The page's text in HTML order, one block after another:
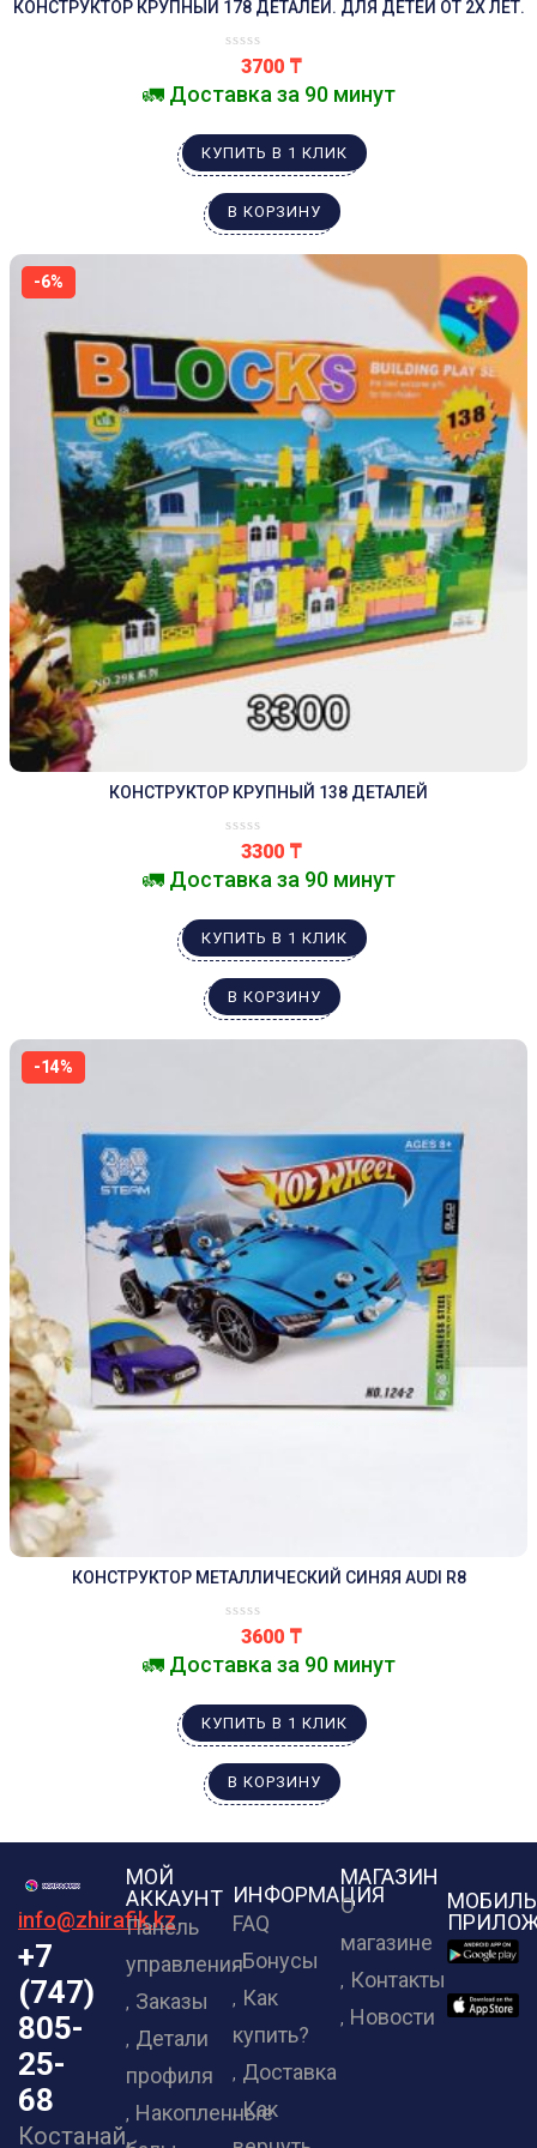
КОНСТРУКТОР КРУПНЫЙ 178 ДЕТАЛЕЙ. ДЛЯ ДЕТЕЙ ОТ 2Х ЛЕТ.
3700 ₸
🚛 Доставка за 90 минут
КУПИТЬ В 1 КЛИК
В КОРЗИНУ
-6%
КОНСТРУКТОР КРУПНЫЙ 138 ДЕТАЛЕЙ
3300 ₸
🚛 Доставка за 90 минут
КУПИТЬ В 1 КЛИК
В КОРЗИНУ
-14%
КОНСТРУКТОР МЕТАЛЛИЧЕСКИЙ СИНЯЯ AUDI R8
3600 ₸
🚛 Доставка за 90 минут
КУПИТЬ В 1 КЛИК
В КОРЗИНУ
info@zhirafik.kz
+7
(747)
805-
25-
68
Костанай,
МОЙ
АККАУНТ
Панель
управления
Заказы
Детали
профиля
Накопленные
ИНФОРМАЦИЯ
FAQ
Бонусы
Как
купить?
Доставка
Как
МАГАЗИН
О
магазине
Контакты
Новости